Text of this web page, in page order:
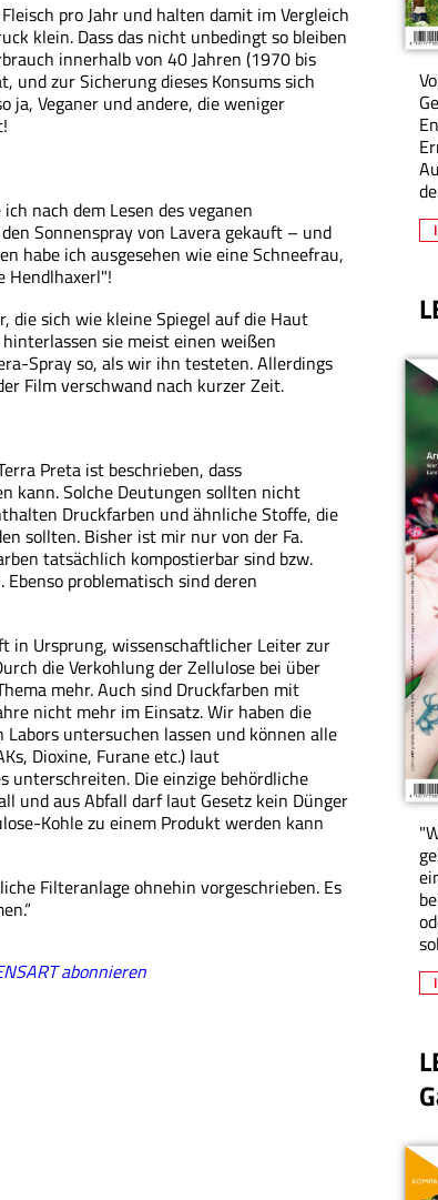
pro Jahr und halten damit im Vergleich
klein. Dass das nicht unbedingt so bleiben
innerhalb von 40 Jahren (1970 bis
und zur Sicherung dieses Konsums sich
ja, Veganer und andere, die weniger
nach dem Lesen des veganen
Sonnenspray von Lavera gekauft – und
habe ich ausgesehen wie eine Schneefrau,
Hendlhaxerl"!
die sich wie kleine Spiegel auf die Haut
sie meist einen weißen
Spray so, als wir ihn testeten. Allerdings
Film verschwand nach kurzer Zeit.
Preta ist beschrieben, dass
kann. Solche Deutungen sollten nicht
Druckfarben und ähnliche Stoffe, die
sollten. Bisher ist mir nur von der Fa.
tatsächlich kompostierbar sind bzw.
problematisch sind deren
in Ursprung, wissenschaftlicher Leiter zur
die Verkohlung der Zellulose bei über
mehr. Auch sind Druckfarben mit
nicht mehr im Einsatz. Wir haben die
untersuchen lassen und können alle
Dioxine, Furane etc.) laut
Die einzige behördliche
und aus Abfall darf laut Gesetz kein Dünger
Kohle zu einem Produkt werden kann
Filteranlage ohnehin vorgeschrieben. Es
abonnieren